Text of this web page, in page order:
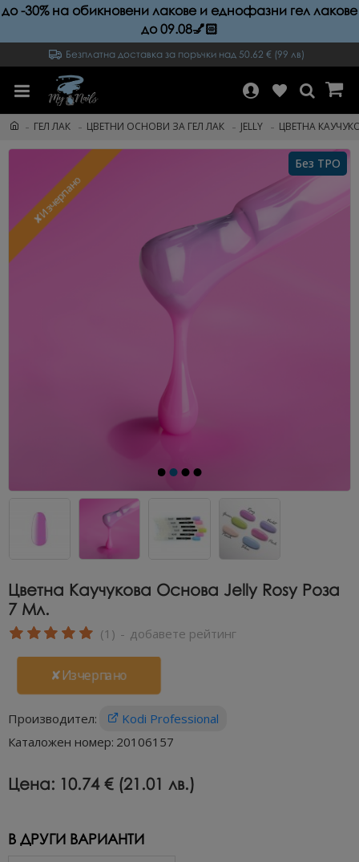
до -30% на обикновени лакове и еднофазни гел лакове
до 09.08💅🏻
Безплатна доставка за поръчки над 50.62 € (99 лв)
ГЕЛ ЛАК ЦВЕТНИ ОСНОВИ ЗА ГЕЛ ЛАК JELLY ЦВЕТНА
Без TPO
✘Изчерпано
Цветна Каучукова Основа Jelly Rosy Роза
7 Мл.
✘Изчерпано
Производител:
Kodi Professional
Каталожен номер: 20106157
(1) - добавете рейтинг
Цена: 10.74 € (21.01 лв.)
В ДРУГИ ВАРИАНТИ